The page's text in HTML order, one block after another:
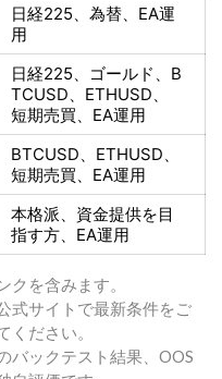
日経225、為替、EA運
用
日経225、ゴールド、 B
TCUSD、ETHUSD、
短期売買、EA運用
BTCUSD、ETHUSD、
短期売買、EA運用
本格派、資金提供を目
指す方、EA運用
を含みます。
式サイトで最新条件をご
ださい。
バックテスト結果、OOS